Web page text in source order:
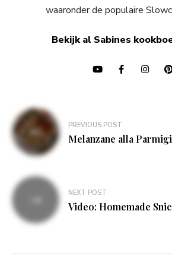
waaronder de populaire
Bekijk al Sabines
Bericht
navigatie
PREVIOUS POST
Melanzane alla
NEXT POST
Video: Homemade